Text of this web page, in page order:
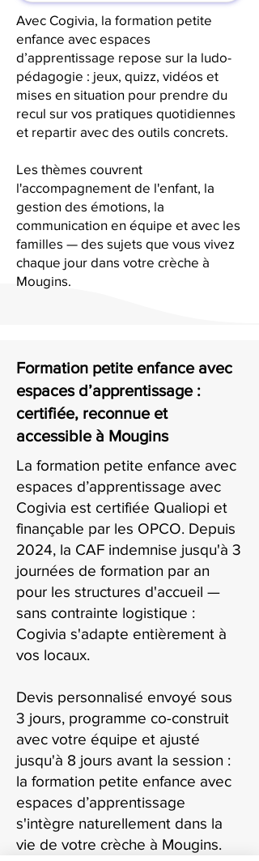
Avec Cogivia, la formation petite
enfance avec espaces
d’apprentissage repose sur la ludo-
pédagogie : jeux, quizz, vidéos et
mises en situation pour prendre du
recul sur vos pratiques quotidiennes
et repartir avec des outils concrets.
Les thèmes couvrent
l'accompagnement de l'enfant, la
gestion des émotions, la
communication en équipe et avec les
familles — des sujets que vous vivez
chaque jour dans votre crèche à
Mougins.
Formation petite enfance avec
espaces d’apprentissage :
certifiée, reconnue et
accessible à Mougins
La formation petite enfance avec
espaces d’apprentissage avec
Cogivia est certifiée Qualiopi et
finançable par les OPCO. Depuis
2024, la CAF indemnise jusqu'à 3
journées de formation par an
pour les structures d'accueil —
sans contrainte logistique :
Cogivia s'adapte entièrement à
vos locaux.
Devis personnalisé envoyé sous
3 jours, programme co-construit
avec votre équipe et ajusté
jusqu'à 8 jours avant la session :
la formation petite enfance avec
espaces d’apprentissage
s'intègre naturellement dans la
vie de votre crèche à Mougins.